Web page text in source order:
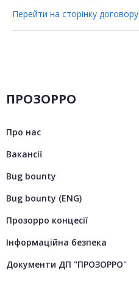
Перейти на сторінку договору
ПРОЗОРРО
Про нас
Вакансії
Bug bounty
Bug bounty (ENG)
Прозорро концесії
Інформаційна безпека
Документи ДП "ПРОЗОРРО"